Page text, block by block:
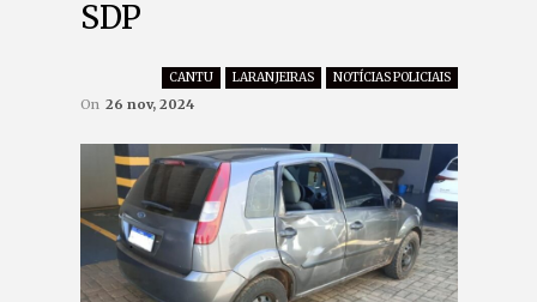
SDP
CANTU LARANJEIRAS NOTÍCIAS POLICIAIS
On 26 nov, 2024